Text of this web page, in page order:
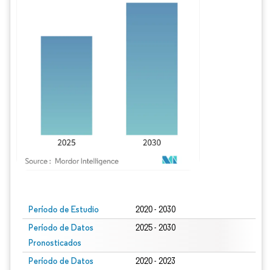
Período de Estudio 2020 - 2030
Período de Datos
Pronosticados
2025 - 2030
Período de Datos
2020 - 2023